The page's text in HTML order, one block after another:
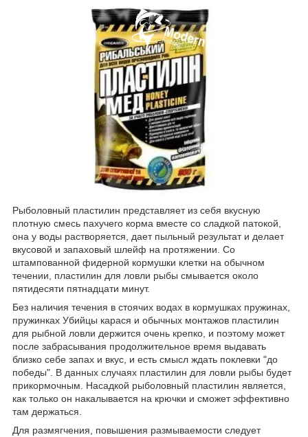
Рыболовный пластилин представляет из себя вкусную
плотную смесь пахучего корма вместе со сладкой патокой,
она у воды растворяется, дает пыльный результат и делает
вкусовой и запаховый шлейф на протяжении. Со
штампованной фидерной кормушки клетки на обычном
течении, пластилин для ловли рыбы смывается около
пятидесяти пятнадцати минут.
Без наличия течения в стоячих водах в кормушках пружинах,
пружинках Убийцы карася и обычных монтажов пластилин
для рыбной ловли держится очень крепко, и поэтому может
после забрасывания продолжительное время выдавать
близко себе запах и вкус, и есть смысл ждать поклевки "до
победы". В данных случаях пластилин для ловли рыбы будет
прикормочным. Насадкой рыболовный пластилин является,
как только он накалывается на крючки и сможет эффективно
там держаться.
Для размягчения, повышения размываемости следует